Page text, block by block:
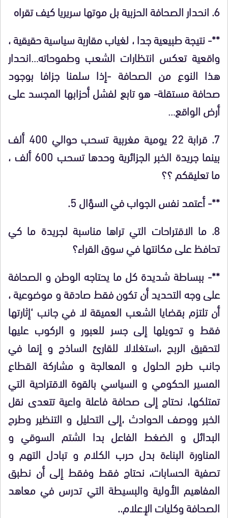
6. انحدار الصحافة الحزبية بل موتها سريريا كيف تقراه
**- نتيجة طبيعية جدا ، لغياب مقاربة سياسية حقيقية ،
واقعية تعكس انتظارات الشعب وطموحاته…انحدار
هذا النوع من الصحافة -إذا سلمنا جزافا بوجود
صحافة مستقلة- هو تابع لفشل أحزابها المجسد على
أرض الواقع…
7. قرابة 22 يومية مغربية تسحب حوالي 400 ألف
بينما جريدة الخبر الجزائرية وحدها تسحب 600 ألف ،
ما تعليقكم ؟؟
**- أعتمد نفس الجواب في السؤال 5.
8. ما الاقتراحات التي تراها مناسبة لجريدة ما كي
تحافظ على مكانتها في سوق القراء؟
**- ببساطة شديدة كل ما يحتاجه الوطن و الصحافة
على وجه التحديد أن تكون فقط صادقة و موضوعية ،
أن تلتزم بقضايا الشعب العميقة لا في جانب ‘إثارتها
فقط و تحويلها إلى جسر للعبور و الركوب عليها
لتحقيق الربح ،استغلالا للقارئ الساذج و إنما في
جانب طرح الحلول و المعالجة و مشاركة القطاع
المسير الحكومي و السياسي بالقوة الاقتراحية التي
تمتلكها، نحتاج إلى صحافة فاعلة واعية تتعدى نقل
الخبر ووصف الحوادث ،إلى التحليل و التنظير وطرح
البدائل و الضغط الفاعل بدا الشتم السوقي و
المناورة البناءة بدل حرب الكلام و تبادل التهم و
تصفية الحسابات، نحتاج فقط وفقط إلى أن نطبق
المفاهيم الأولية والبسيطة التي تدرس في معاهد
الصحافة وكليات الإعلام..